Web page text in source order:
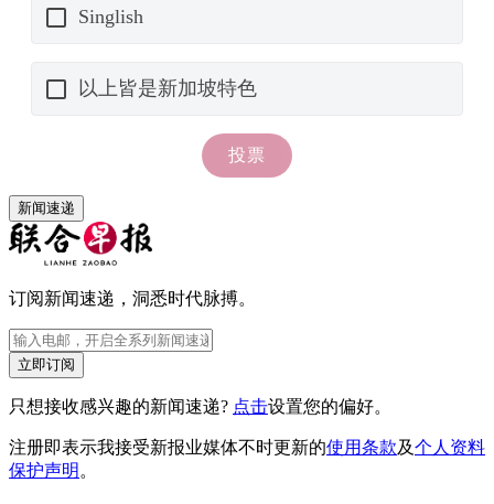
新闻速递
订阅新闻速递，洞悉时代脉搏。
立即订阅
只想接收感兴趣的新闻速递? 点击设置您的偏好。
注册即表示我接受新报业媒体不时更新的使用条款及个人资料
保护声明 。